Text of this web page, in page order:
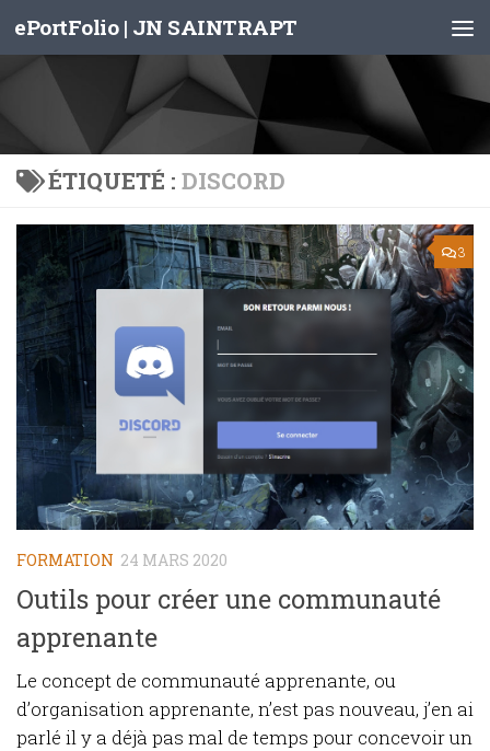
Skip to content
ePortFolio | JN SAINTRAPT
ÉTIQUETÉ : DISCORD
3
FORMATION 24 MARS 2020
Outils pour créer une communauté
apprenante
Le concept de communauté apprenante, ou
d’organisation apprenante, n’est pas nouveau, j’en ai
parlé il y a déjà pas mal de temps pour concevoir un